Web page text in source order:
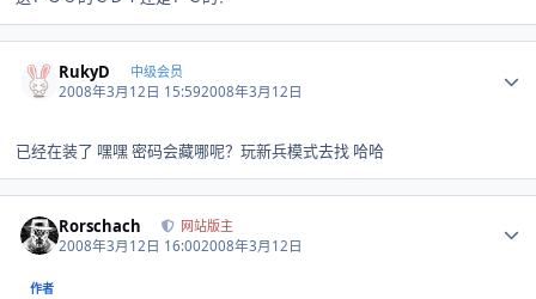
RukyD 中级会员
2008年3月12日 15:592008年3月12日
已经在装了 嘿嘿 密码会藏哪呢？玩新兵模式去找 哈哈
Rorschach 网站版主
2008年3月12日 16:002008年3月12日
作者